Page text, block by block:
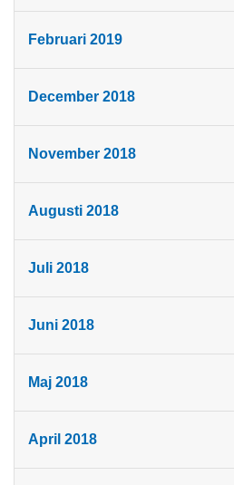
Februari 2019
December 2018
November 2018
Augusti 2018
Juli 2018
Juni 2018
Maj 2018
April 2018